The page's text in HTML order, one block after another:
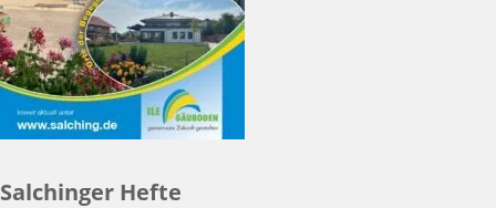
Salchinger Hefte